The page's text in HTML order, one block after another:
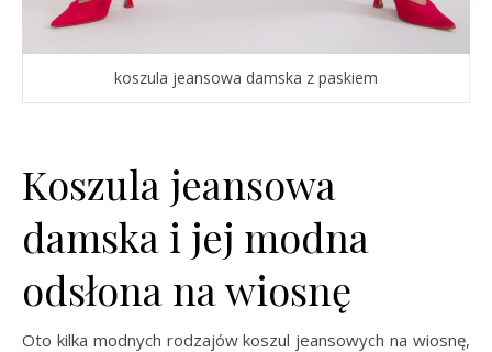
koszula jeansowa damska z paskiem
Koszula jeansowa
damska i jej modna
odsłona na wiosnę
Oto kilka modnych rodzajów koszul jeansowych na wiosnę,